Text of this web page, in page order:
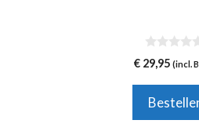
0
v
5
€ 29,95 (incl.